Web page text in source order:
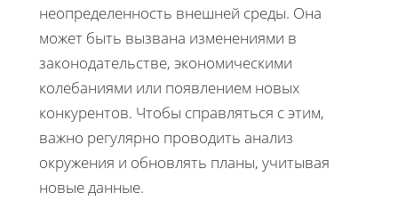
неопределенность внешней среды. Она
может быть вызвана изменениями в
законодательстве, экономическими
колебаниями или появлением новых
конкурентов. Чтобы справляться с этим,
важно регулярно проводить анализ
окружения и обновлять планы, учитывая
новые данные.